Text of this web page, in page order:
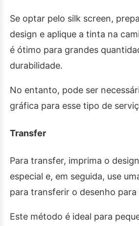
Se optar pelo silk screen,
design e aplique a tinta na
é ótimo para grandes
durabilidade.
No entanto, pode ser
gráfica para esse tipo de
Transfer
Para transfer, imprima o
especial e, em seguida, use
para transferir o desenho para
Este método é ideal para